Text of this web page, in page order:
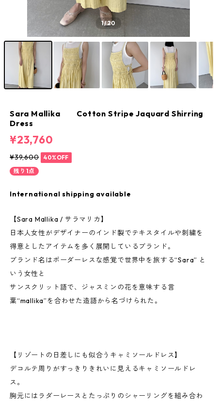
1/20
Sara Mallika Cotton Stripe Jaquard Shirring
Dress
¥23,760
¥39,600
40%OFF
残り1点
International shipping available
【Sara Mallika / サラマリカ】
日本人女性がデザイナーのインド製でテキスタイルや刺繍を
得意としたアイテムを多く展開しているブランド。
ブランド名はボーダーレスな感覚で世界中を旅する“Sara” と
いう女性と
サンスクリット語で、ジャスミンの花を意味する言
葉“mallika”を合わせた造語から名づけられた。
【リゾートの日差しにも似合うキャミソールドレス】
デコルテ周りがすっきりきれいに見えるキャミソールドレ
ス。
胸元にはラダーレースとたっぷりのシャーリングを組み合わ